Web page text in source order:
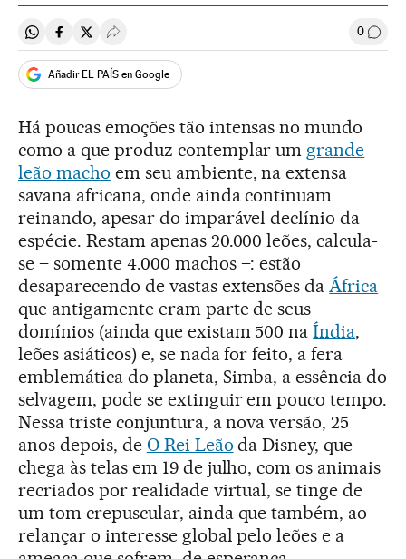
Compartir en Whatsapp
Compartir en Facebook
Compartir en Twitter
Desplegar Redes Sociales 0
Añadir EL PAÍS en Google
Há poucas emoções tão intensas no mundo
como a que produz contemplar um grande
leão macho em seu ambiente, na extensa
savana africana, onde ainda continuam
reinando, apesar do imparável declínio da
espécie. Restam apenas 20.000 leões, calcula-
se – somente 4.000 machos –: estão
desaparecendo de vastas extensões daÁfrica
que antigamente eram parte de seus
domínios (ainda que existam 500 naÍndia,
leões asiáticos) e, se nada for feito, a fera
emblemática do planeta, Simba, a essência do
selvagem, pode se extinguir em pouco tempo.
Nessa triste conjuntura, a nova versão, 25
anos depois, de O Rei Leão da Disney, que
chega às telas em 19 de julho, com os animais
recriados por realidade virtual, se tinge de
um tom crepuscular, ainda que também, ao
relançar o interesse global pelo leões e a